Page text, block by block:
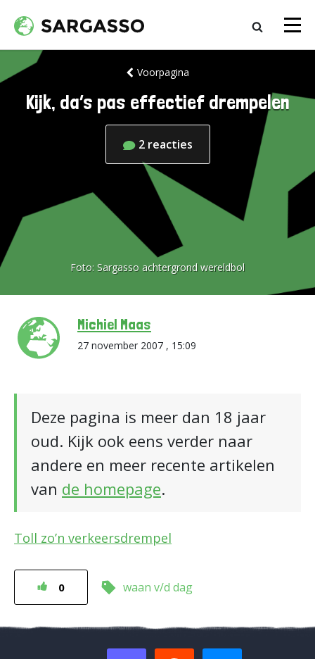
Voorpagina
Kijk, da’s pas effectief drempelen
2 reacties
Foto: Sargasso achtergrond wereldbol
Michiel Maas
27 november 2007 , 15:09
Deze pagina is meer dan 18 jaar
oud. Kijk ook eens verder naar
andere en meer recente artikelen
van de homepage.
Toll zo’n verkeersdrempel
0 waan v/d dag